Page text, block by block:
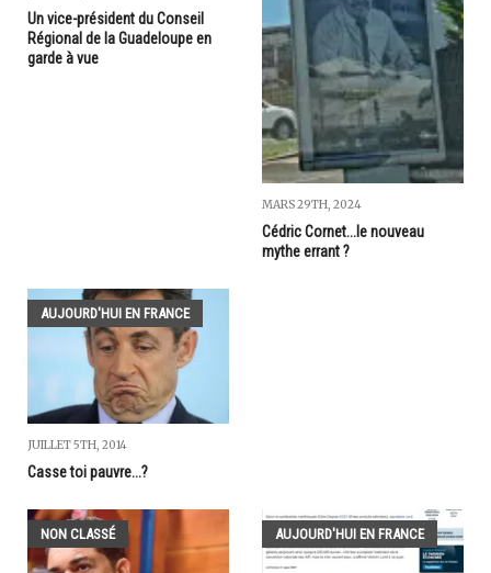
Un vice-président du Conseil
Régional de la Guadeloupe en
garde à vue
MARS 29TH, 2024
Cédric Cornet...le nouveau
mythe errant ?
AUJOURD'HUI EN FRANCE
JUILLET 5TH, 2014
Casse toi pauvre...?
NON CLASSÉ AUJOURD'HUI EN FRANCE